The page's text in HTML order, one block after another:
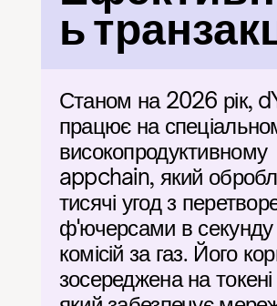
ь
Станом на 2026 рік,
працює на
високопродуктивному
appchain, який
тисячі угод з
ф'ючерсами в секунду
комісій за газ. Його
зосереджена на